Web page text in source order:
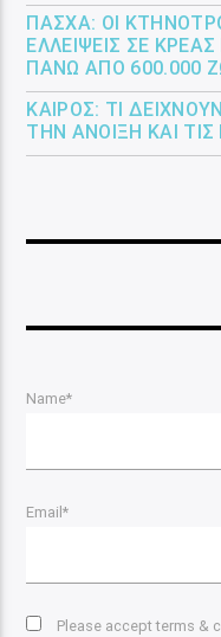
ΠΆΣΧΑ: ΟΙ
ΕΛΛΕΊΨΕΙΣ ΣΕ
ΠΆΝΩ ΑΠΌ 600.000
ΚΑΙΡΌΣ: ΤΙ
ΤΗΝ ΆΝΟΙΞΗ ΚΑΙ
Name*
Email*
Please accept terms &